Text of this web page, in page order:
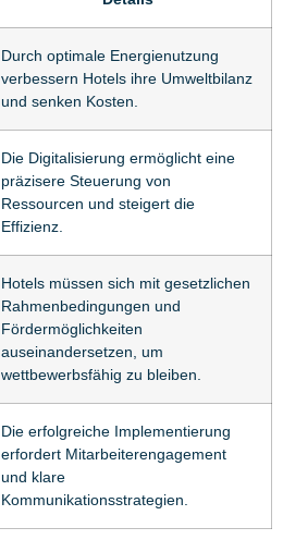
Durch optimale Energienutzung
verbessern Hotels ihre Umweltbilanz
und senken Kosten.
Die Digitalisierung ermöglicht eine
präzisere Steuerung von
Ressourcen und steigert die
Effizienz.
Hotels müssen sich mit gesetzlichen
Rahmenbedingungen und
Fördermöglichkeiten
auseinandersetzen, um
wettbewerbsfähig zu bleiben.
Die erfolgreiche Implementierung
erfordert Mitarbeiterengagement
und klare
Kommunikationsstrategien.